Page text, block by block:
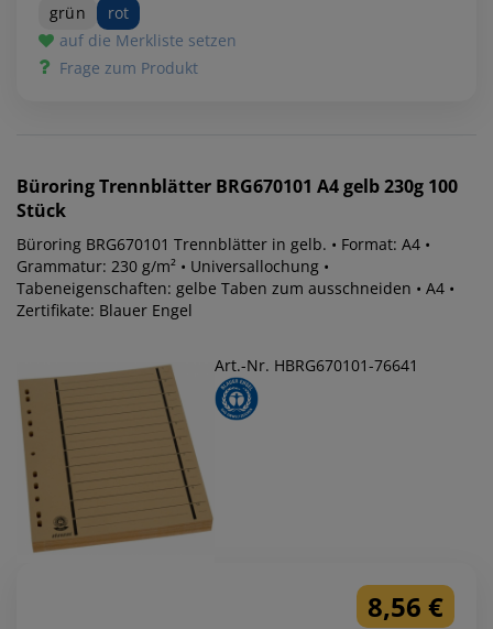
grün
rot
auf die Merkliste setzen
Frage zum Produkt
BüroringTrennblätter BRG670101 A4 gelb 230g 100
Stück
Büroring BRG670101 Trennblätter in gelb. • Format: A4 •
Grammatur: 230 g/m² • Universallochung •
Tabeneigenschaften: gelbe Taben zum ausschneiden • A4 •
Zertifikate: Blauer Engel
Art.-Nr. HBRG670101-76641
8,56 €